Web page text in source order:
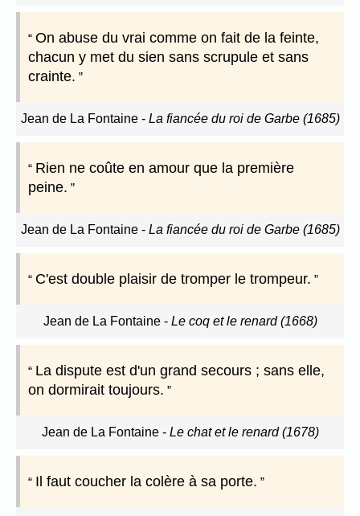
On abuse du vrai comme on fait de la feinte,
chacun y met du sien sans scrupule et sans
crainte.
Jean de La Fontaine- La fiancée du roi de Garbe (1685)
Rien ne coûte en amour que la première
peine.
Jean de La Fontaine- La fiancée du roi de Garbe (1685)
C'est double plaisir de tromper le trompeur.
Jean de La Fontaine- Le coq et le renard (1668)
La dispute est d'un grand secours ; sans elle,
on dormirait toujours.
Jean de La Fontaine- Le chat et le renard (1678)
Il faut coucher la colère à sa porte.